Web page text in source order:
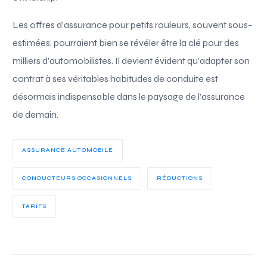
Les offres d’assurance pour petits rouleurs, souvent sous-
estimées, pourraient bien se révéler être la clé pour des
milliers d’automobilistes. Il devient évident qu’adapter son
contrat à ses véritables habitudes de conduite est
désormais indispensable dans le paysage de l’assurance
de demain.
ASSURANCE AUTOMOBILE
CONDUCTEURS OCCASIONNELS RÉDUCTIONS
TARIFS